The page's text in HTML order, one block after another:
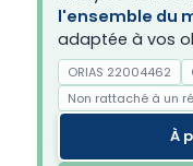
l'ensemble du
adaptée à vos
ORIAS 22004462
Non rattaché à un
À